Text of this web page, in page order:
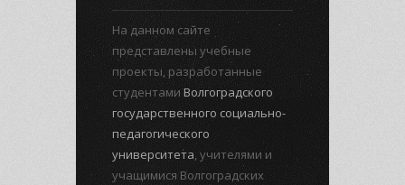
На данном сайте
представлены учебные
проекты, разработанные
студентами Волгоградского
государственного социально-
педагогического
университета, учителями и
учащимися Волгоградских